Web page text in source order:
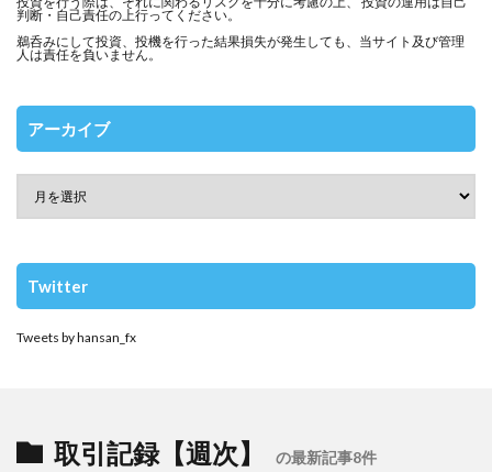
判断・自己責任の上行ってください。
鵜呑みにして投資、投機を行った結果損失が発生しても、当サイト及び管理
人は責任を負いません。
アーカイブ
Twitter
Tweets by hansan_fx
取引記録【週次】 の最新記事8件